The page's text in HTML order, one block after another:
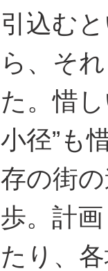
引込む
ら、そ
た。惜
小径”も
存の街
歩。計
たり、